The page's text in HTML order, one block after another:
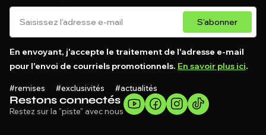
Restons connectés
Restez sur la "piste" avec nous
S'abonner
En envoyant, j'accepte le traitement de l'adresse e-mail
pour l'envoi de courriels promotionnels. En savoir plus ici.
#remises #exclusivités #actualités